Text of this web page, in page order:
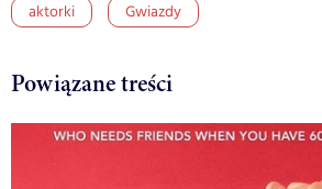
aktorki Gwiazdy
Powiązane treści